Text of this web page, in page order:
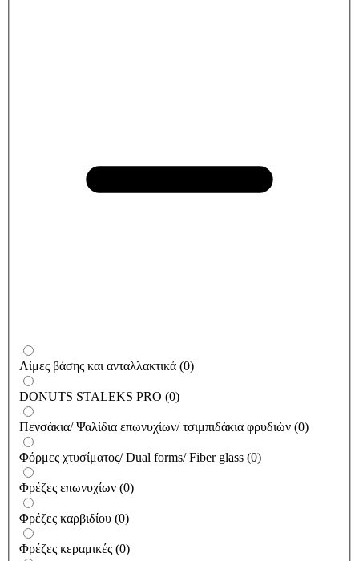
Λίμες βάσης και ανταλλακτικά (0)
DONUTS STALEKS PRO (0)
Πενσάκια/ Ψαλίδια επωνυχίων/ τσιμπιδάκια φρυδιών (0)
Φόρμες χτυσίματος/ Dual forms/ Fiber glass (0)
Φρέζες επωνυχίων (0)
Φρέζες καρβιδίου (0)
Φρέζες κεραμικές (0)